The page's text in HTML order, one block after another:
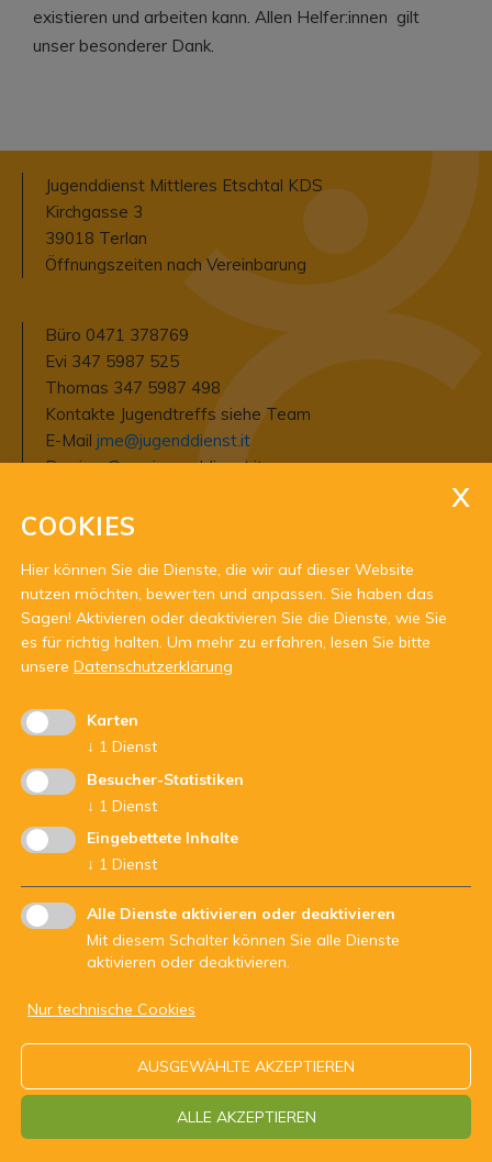
existieren und arbeiten kann. Allen Helfer:innen gilt
unser besonderer Dank.
Jugenddienst Mittleres Etschtal KDS
Kirchgasse 3
39018 Terlan
Öffnungszeiten nach Vereinbarung
Büro 0471 378769
Evi 347 5987 525
Thomas 347 5987 498
Kontakte Jugendtreffs siehe Team
E-Mail jme@jugenddienst.it
Pecjme@pec.jugenddienst.it
Steuernummer 94006690211
Mwst.-Nummer 03337440212
Empfängerkodex USAL8PV
Raika Etschtal
IBAN IT12W0826958960000300200581
Mit Unterstützung von:
ARBEITSGEMEINSCHAFT DER JUGENDDIENSTE - Str.Nr.
94062200210
COOKIES
Hier können Sie die Dienste, die wir auf dieser Website
nutzen möchten, bewerten und anpassen. Sie haben das
Sagen! Aktivieren oder deaktivieren Sie die Dienste, wie Sie
es für richtig halten. Um mehr zu erfahren, lesen Sie bitte
unsere Datenschutzerklärung
Karten
↓ 1 Dienst
Besucher-Statistiken
↓ 1 Dienst
Eingebettete Inhalte
↓ 1 Dienst
Alle Dienste aktivieren oder deaktivieren
Mit diesem Schalter können Sie alle Dienste
aktivieren oder deaktivieren.
Nur technische Cookies
AUSGEWÄHLTE AKZEPTIEREN
ALLE AKZEPTIEREN